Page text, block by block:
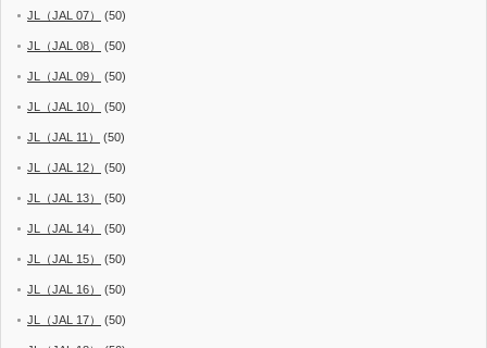
JL（JAL 07） (50)
JL（JAL 08） (50)
JL（JAL 09） (50)
JL（JAL 10） (50)
JL（JAL 11） (50)
JL（JAL 12） (50)
JL（JAL 13） (50)
JL（JAL 14） (50)
JL（JAL 15） (50)
JL（JAL 16） (50)
JL（JAL 17） (50)